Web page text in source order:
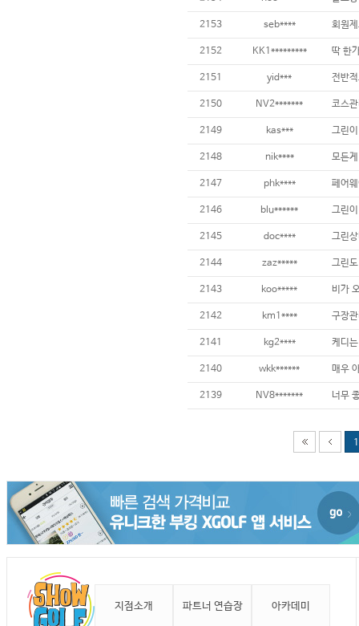
2153 seb****
2152 KK1*********
2151 yid***
2150 NV2*******
2149 kas***
2148 nik****
2147 phk****
2146 blu****** 그린
2145 doc****
2144 zaz***** 그린
2143 koo*****
2142 km1**** 구장
2141 kg2****
2140 wkk******
2139 NV8*******
1
지점소개 파트너 연습장 아카데미